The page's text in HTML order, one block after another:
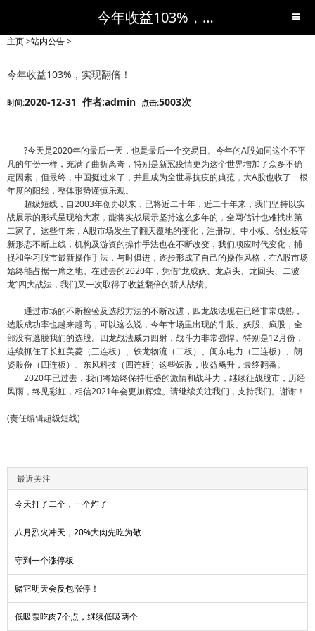
今年收益103%，实现翻倍！-站内公告-短线黑马,短线股票,短线炒股,实战,荐股,操盘,超级短线,令人叹为观止的短线炒股!-超级短线
主页>站内公告>
今年收益103%，实现翻倍！
时间:2020-12-31 作者:admin 点击:5003次
?今天是2020年的最后一天，也是最后一个交易日。今年的A股如同这个不平
凡的年份一样，充满了曲折离奇，特别是新冠疫情更为这个世界增加了众多不确
定因素，但最终，中国挺过来了，并且成为全世界抗疫的典范，大A股也收了一根
年度的阳线，整体形势谨慎乐观。
超级短线，自2003年创办以来，已将近二十年，近二十年来，我们坚持以实
战展示的形式呈现给大家，能将实战展示坚持这么多年的，全网估计也难找出第
二家了。这些年来，A股市场发生了翻天覆地的变化，注册制、中小板、创业板等
新形态不断上线，机构及游资的操作手法也在不断改变，我们顺应时代变化，捕
捉和学习股市最新操作手法，与时俱进，逐步形成了自己的操作风格，在A股市场
始终能占据一席之地。在过去的2020年，凭借“龙成妖、龙点头、龙回头、二波
龙”四大战法，我们又一次取得了收益翻倍的骄人战绩。
通过市场的不断检验及选股方法的不断改进，四龙战法现在已经非常成熟，
选股成功率也越来越高，可以这么说，今年市场里出现的牛股、妖股、疯股，全
部没有逃脱我们的选股。四龙战法威力四射，战斗力非常强悍。特别是12月份，
连续抓住了长虹美菱（三连板）、铁龙物流（二板）、闽东电力（三连板）、朗
姿股份（四连板）、东风科技（四连板）这些妖股，收益飚升，最终翻番。
2020年已过去，我们将始终保持旺盛的激情和战斗力，继续征战股市，历经
风雨，终见彩虹，相信2021年会更加辉煌。请继续关注我们，支持我们。谢谢！
(责任编辑超级短线)
最近关注
今天打了二个，一个炸了
八月烈火冲天，20%大肉先吃为敬
守到一个涨停板
赌它明天会反包涨停！
低吸票吃肉7个点，继续低吸两个